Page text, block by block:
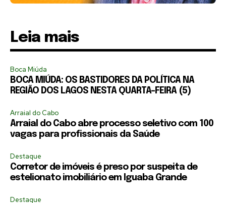
Leia mais
Boca Miúda
BOCA MIÚDA: OS BASTIDORES DA POLÍTICA NA
REGIÃO DOS LAGOS NESTA QUARTA-FEIRA (5)
Arraial do Cabo
Arraial do Cabo abre processo seletivo com 100
vagas para profissionais da Saúde
Destaque
Corretor de imóveis é preso por suspeita de
estelionato imobiliário em Iguaba Grande
Destaque